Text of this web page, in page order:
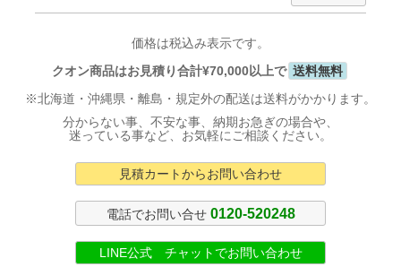
価格は税込み表示です。
クオン商品はお見積り合計¥70,000以上で 送料無料
※北海道・沖縄県・離島・規定外の配送は送料がかかります。
分からない事、不安な事、納期お急ぎの場合や、
迷っている事など、お気軽にご相談ください。
見積カートからお問い合わせ
電話でお問い合せ 0120-520248
LINE公式 チャットでお問い合わせ